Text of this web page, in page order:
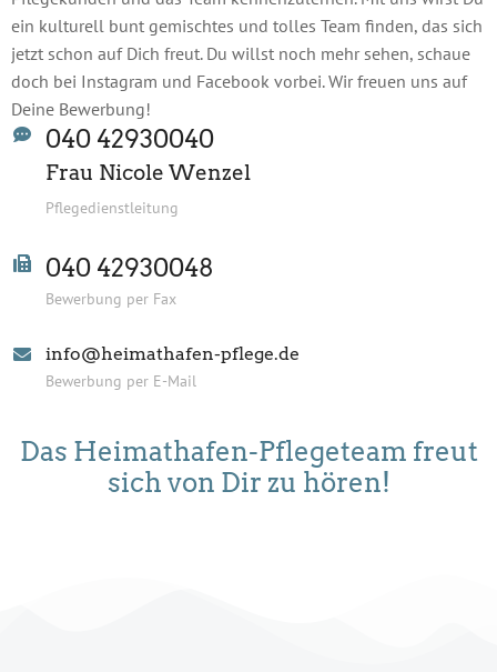
ein kulturell bunt gemischtes und tolles Team finden, das sich
jetzt schon auf Dich freut. Du willst noch mehr sehen, schaue
doch bei Instagram und Facebook vorbei. Wir freuen uns auf
Deine Bewerbung!
040 42930040
Frau Nicole Wenzel
Pflegedienstleitung
040 42930048
Bewerbung per Fax
info@heimathafen-pflege.de
Bewerbung per E-Mail
Das Heimathafen-Pflegeteam freut
sich von Dir zu hören!